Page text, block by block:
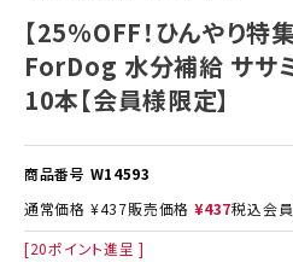
【25%OFF！ひんやり特
ForDog 水分補給 ササ
10本【会員様限定】
商品番号 W14593
通常価格 ¥437販売価格 ¥437税込会
[20ポイント進呈 ]